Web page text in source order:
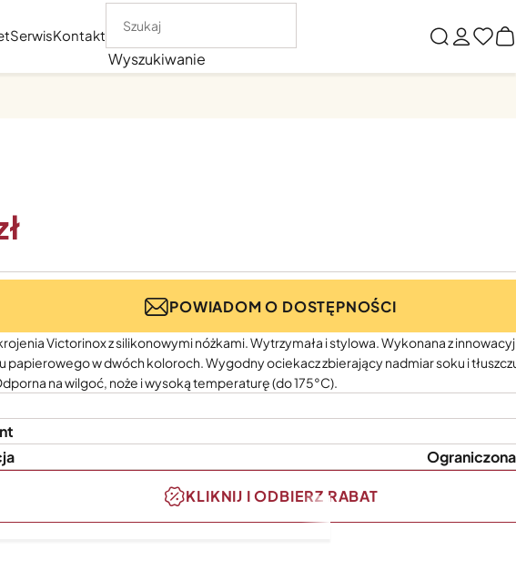
SerwisKontakt
Wyszukiwanie
POWIADOM O DOSTĘPNOŚCI
Victorinox z silikonowymi nóżkami. Wytrzymała i stylowa. Wykonana z
papierowego w dwóch koloroch. Wygodny ociekacz zbierający nadmiar soku i
na wilgoć, noże i wysoką temperaturę (do 175°C).
KLIKNIJ I ODBIERZ RABAT